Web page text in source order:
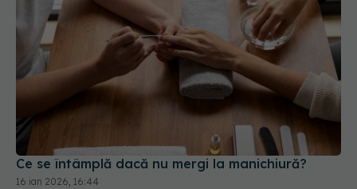
Ce se întâmplă dacă nu mergi la manichiură?
16 ian 2026, 16:44